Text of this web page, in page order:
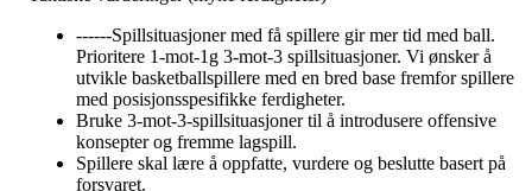
------Spillsituasjoner med få spillere gir mer tid med ball.
Prioritere 1-mot-1g 3-mot-3 spillsituasjoner. Vi ønsker å
utvikle basketballspillere med en bred base fremfor spillere
med posisjonsspesifikke ferdigheter.
Bruke 3-mot-3-spillsituasjoner til å introdusere offensive
konsepter og fremme lagspill.
Spillere skal lære å oppfatte, vurdere og beslutte basert på
forsvaret.